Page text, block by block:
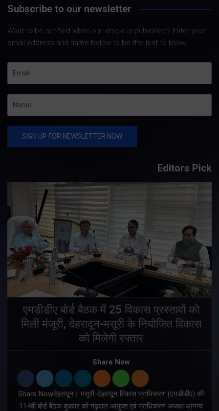
Subscribe to our newsletter
Want to be notified when our article is published? Enter your
email address and name below to be the first to know.
Editors Pick
एमडीडीए बोर्ड बैठक में 25 विकास प्रस्तावों को
मिली मंजूरी, देहरादून-मसूरी के नियोजित विकास
को मिलेगी रफ्तार
Share Now
Share Nowदेहरादून। मसूरी-देहरादून विकास प्राधिकरण (एमडीडीए) की
114वीं बोर्ड बैठक बुधवार को गढ़वाल आयुक्त एवं प्राधिकरण अध्यक्ष आनन्द